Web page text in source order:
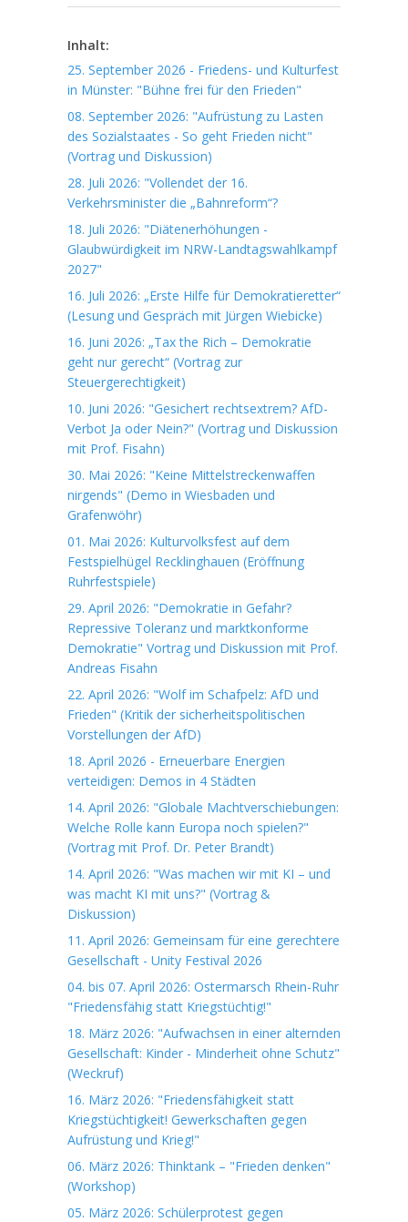
Inhalt:
25. September 2026 - Friedens- und Kulturfest
in Münster: "Bühne frei für den Frieden"
08. September 2026: "Aufrüstung zu Lasten
des Sozialstaates - So geht Frieden nicht"
(Vortrag und Diskussion)
28. Juli 2026: "Vollendet der 16.
Verkehrsminister die „Bahnreform“?
18. Juli 2026: "Diätenerhöhungen -
Glaubwürdigkeit im NRW-Landtagswahlkampf
2027"
16. Juli 2026: „Erste Hilfe für Demokratieretter“
(Lesung und Gespräch mit Jürgen Wiebicke)
16. Juni 2026: „Tax the Rich – Demokratie
geht nur gerecht“ (Vortrag zur
Steuergerechtigkeit)
10. Juni 2026: "Gesichert rechtsextrem? AfD-
Verbot Ja oder Nein?" (Vortrag und Diskussion
mit Prof. Fisahn)
30. Mai 2026: "Keine Mittelstreckenwaffen
nirgends" (Demo in Wiesbaden und
Grafenwöhr)
01. Mai 2026: Kulturvolksfest auf dem
Festspielhügel Recklinghauen (Eröffnung
Ruhrfestspiele)
29. April 2026: "Demokratie in Gefahr?
Repressive Toleranz und marktkonforme
Demokratie" Vortrag und Diskussion mit Prof.
Andreas Fisahn
22. April 2026: "Wolf im Schafpelz: AfD und
Frieden" (Kritik der sicherheitspolitischen
Vorstellungen der AfD)
18. April 2026 - Erneuerbare Energien
verteidigen: Demos in 4 Städten
14. April 2026: "Globale Machtverschiebungen:
Welche Rolle kann Europa noch spielen?"
(Vortrag mit Prof. Dr. Peter Brandt)
14. April 2026: "Was machen wir mit KI – und
was macht KI mit uns?" (Vortrag &
Diskussion)
11. April 2026: Gemeinsam für eine gerechtere
Gesellschaft - Unity Festival 2026
04. bis 07. April 2026: Ostermarsch Rhein-Ruhr
"Friedensfähig statt Kriegstüchtig!"
18. März 2026: "Aufwachsen in einer alternden
Gesellschaft: Kinder - Minderheit ohne Schutz"
(Weckruf)
16. März 2026: "Friedensfähigkeit statt
Kriegstüchtigkeit! Gewerkschaften gegen
Aufrüstung und Krieg!"
06. März 2026: Thinktank – "Frieden denken"
(Workshop)
05. März 2026: Schülerprotest gegen